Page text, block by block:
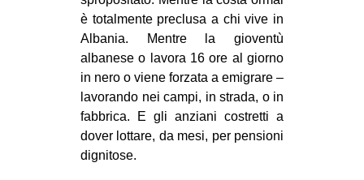
è totalmente preclusa a chi vive in
Albania. Mentre la gioventù
albanese o lavora 16 ore al giorno
in nero o viene forzata a emigrare –
lavorando nei campi, in strada, o in
fabbrica. E gli anziani costretti a
dover lottare, da mesi, per pensioni
dignitose.